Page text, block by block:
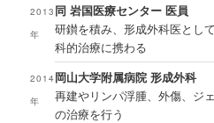
2013
年
同 岩国医療センター 医員
研鑚を積み、形成外科医とし
科的治療に携わる
2014
年
岡山大学附属病院 形成外科
再建やリンパ浮腫、外傷、ジ
の治療を行う